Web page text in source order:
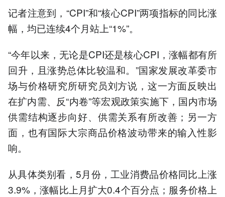
记者注意到，“CPI”和“核心CPI”两项指标的同比涨
幅，均已连续4个月站上“1%”。
“今年以来，无论是CPI还是核心CPI，涨幅都有所
回升，且涨势总体比较温和。”国家发展改革委市
场与价格研究所研究员刘方说，这一方面反映出
在扩内需、反“内卷”等宏观政策实施下，国内市场
供需结构逐步向好、供需关系有所改善；另一方
面，也有国际大宗商品价格波动带来的输入性影
响。
从具体类别看，5月份，工业消费品价格同比上涨
3.9%，涨幅比上月扩大0.4个百分点；服务价格上